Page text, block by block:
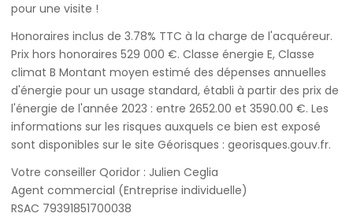
pour une visite !
Honoraires inclus de 3.78% TTC à la charge de l'acquéreur.
Prix hors honoraires 529 000 €. Classe énergie E, Classe
climat B Montant moyen estimé des dépenses annuelles
d'énergie pour un usage standard, établi à partir des prix de
l'énergie de l'année 2023 : entre 2652.00 et 3590.00 €. Les
informations sur les risques auxquels ce bien est exposé
sont disponibles sur le site Géorisques : georisques.gouv.fr.
Votre conseiller Qoridor : Julien Ceglia
Agent commercial (Entreprise individuelle)
RSAC 79391851700038